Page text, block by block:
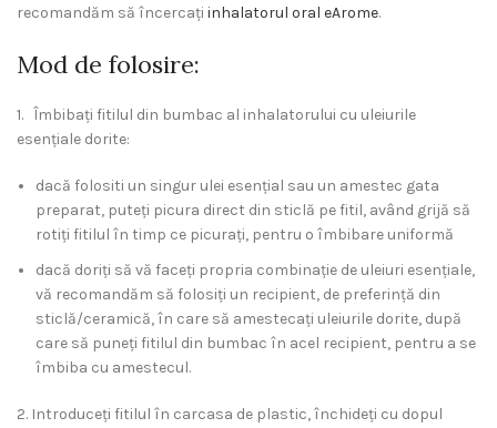
recomandăm să încercați inhalatorul oral eArome.
Mod de folosire:
1. Îmbibați fitilul din bumbac al inhalatorului cu uleiurile
esențiale dorite:
dacă folositi un singur ulei esențial sau un amestec gata
preparat, puteți picura direct din sticlă pe fitil, având grijă să
rotiți fitilul în timp ce picurați, pentru o îmbibare uniformă
dacă doriți să vă faceți propria combinație de uleiuri esențiale,
vă recomandăm să folosiți un recipient, de preferință din
sticlă/ceramică, în care să amestecați uleiurile dorite, după
care să puneți fitilul din bumbac în acel recipient, pentru a se
îmbiba cu amestecul.
2. Introduceți fitilul în carcasa de plastic, închideți cu dopul